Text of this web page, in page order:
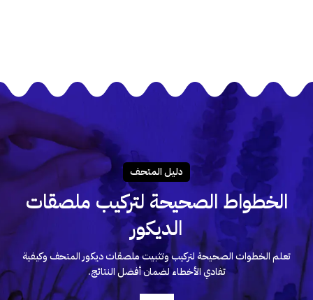
دليـل المتحـف
الخطواط الصحيحة لتركيب ملصقات
الديكور
تعلم الخطوات الصحيحة لتركيب وتثبيت ملصقات ديكور المتحف وكيفية
تفادي الأخطاء لضمان أفضل النتائج.